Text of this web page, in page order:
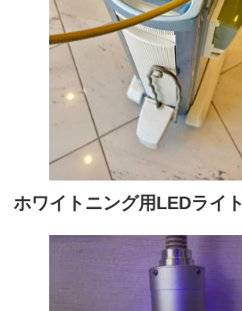
ホワイトニング用LEDライト